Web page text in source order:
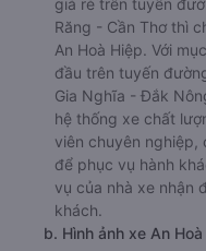
giá rẻ trên tuyến
Răng - Cần Thơ thì
An Hoà Hiệp. Với
đầu trên tuyến
Gia Nghĩa - Đắk
hệ thống xe chất
viên chuyên nghiệp,
để phục vụ hành
vụ của nhà xe nhận
khách.
b. Hình ảnh xe An Hoà